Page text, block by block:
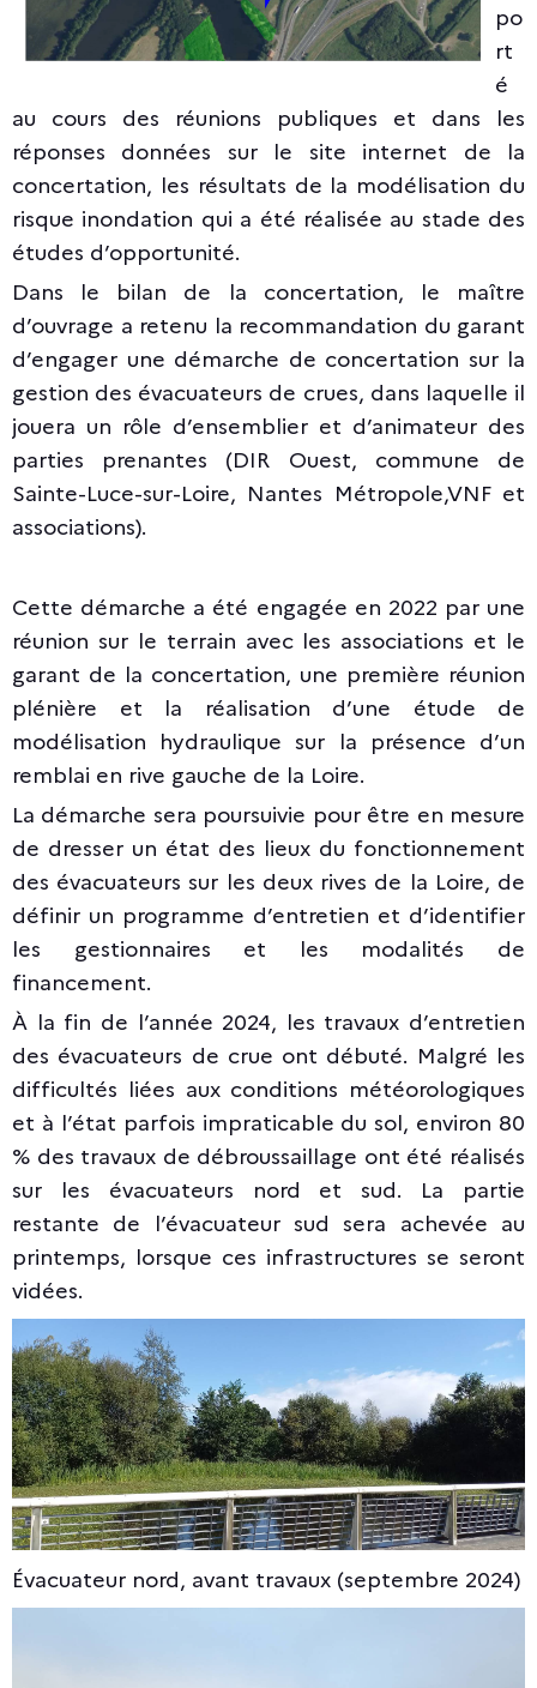
po
rt
é
au cours des réunions publiques et dans les
réponses données sur le site internet de la
concertation, les résultats de la modélisation du
risque inondation qui a été réalisée au stade des
études d’opportunité.
Dans le bilan de la concertation, le maître
d’ouvrage a retenu la recommandation du garant
d’engager une démarche de concertation sur la
gestion des évacuateurs de crues, dans laquelle il
jouera un rôle d’ensemblier et d’animateur des
parties prenantes (DIR Ouest, commune de
Sainte-Luce-sur-Loire, Nantes Métropole,VNF et
associations).
Cette démarche a été engagée en 2022 par une
réunion sur le terrain avec les associations et le
garant de la concertation, une première réunion
plénière et la réalisation d’une étude de
modélisation hydraulique sur la présence d’un
remblai en rive gauche de la Loire.
La démarche sera poursuivie pour être en mesure
de dresser un état des lieux du fonctionnement
des évacuateurs sur les deux rives de la Loire, de
définir un programme d’entretien et d’identifier
les gestionnaires et les modalités de
financement.
À la fin de l’année 2024, les travaux d’entretien
des évacuateurs de crue ont débuté. Malgré les
difficultés liées aux conditions météorologiques
et à l’état parfois impraticable du sol, environ 80
% des travaux de débroussaillage ont été réalisés
sur les évacuateurs nord et sud. La partie
restante de l’évacuateur sud sera achevée au
printemps, lorsque ces infrastructures se seront
vidées.
Évacuateur nord, avant travaux (septembre 2024)